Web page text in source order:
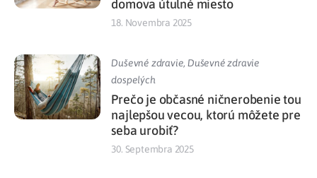
domova útulné miesto
18. Novembra 2025
Duševné zdravie,Duševné zdravie
dospelých
Prečo je občasné ničnerobenie tou
najlepšou vecou, ktorú môžete pre
seba urobiť?
30. Septembra 2025